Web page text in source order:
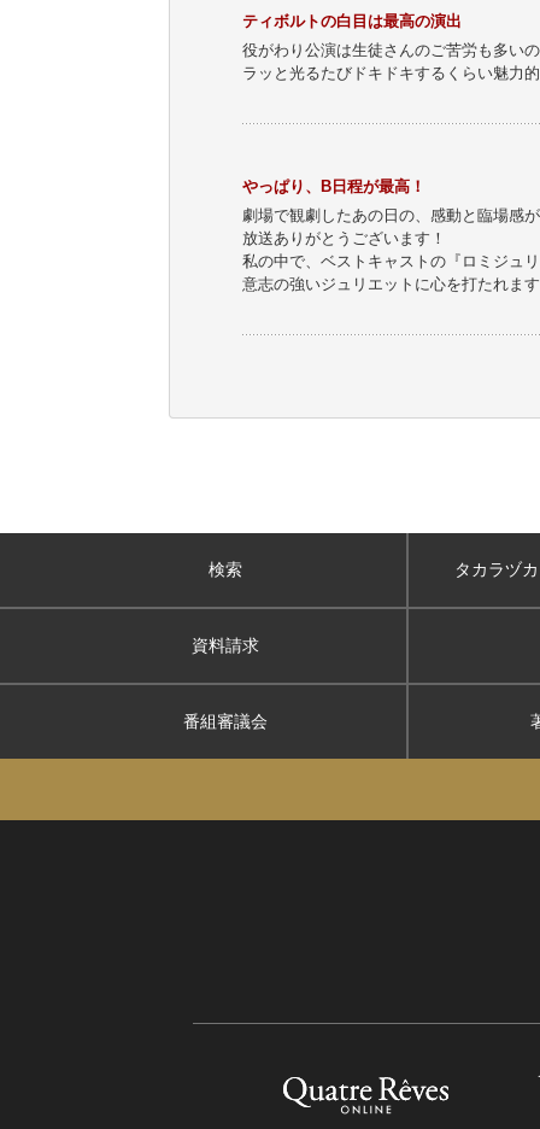
ティボルトの白目は最高の演出
役がわり公演は生徒さんのご苦労も多い
ラッと光るたびドキドキするくらい魅力
やっぱり、B日程が最高！
劇場で観劇したあの日の、感動と臨場感
放送ありがとうございます！
私の中で、ベストキャストの『ロミジュ
意志の強いジュリエットに心を打たれま
検索 タカラヅ
資料請求
番組審議会